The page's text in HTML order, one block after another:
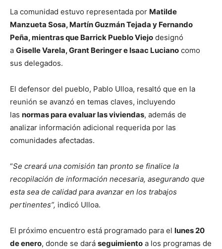
La comunidad estuvo representada por Matilde
Manzueta Sosa, Martín Guzmán Tejada y Fernando
Peña, mientras que Barrick Pueblo Viejo designó
a Giselle Varela, Grant Beringer e Isaac Luciano como
sus delegados.
El defensor del pueblo, Pablo Ulloa, resaltó que en la
reunión se avanzó en temas claves, incluyendo
las normas para evaluar las viviendas, además de
analizar información adicional requerida por las
comunidades afectadas.
“Se creará una comisión tan pronto se finalice la
recopilación de información necesaria, asegurando que
esta sea de calidad para avanzar en los trabajos
pertinentes”, indicó Ulloa.
El próximo encuentro está programado para el lunes 20
de enero, donde se dará seguimiento a los programas de